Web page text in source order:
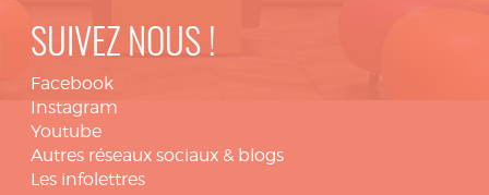
SUIVEZ NOUS !
Facebook
Instagram
Youtube
Autres réseaux sociaux & blogs
Les infolettres